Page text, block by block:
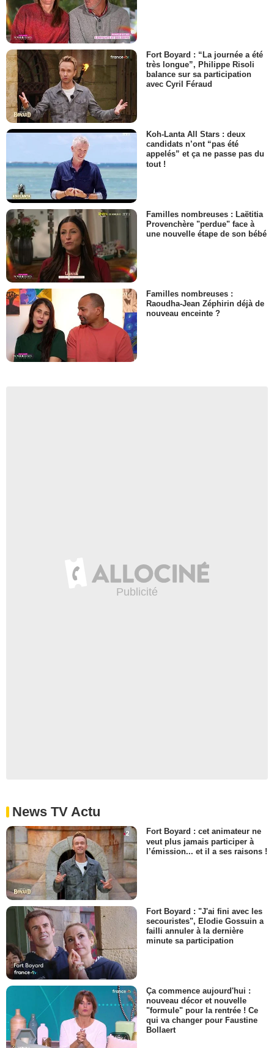
Fort Boyard : “La journée a été
très longue”, Philippe Risoli
balance sur sa participation
avec Cyril Féraud
Koh-Lanta All Stars : deux
candidats n’ont “pas été
appelés” et ça ne passe pas du
tout !
Familles nombreuses : Laëtitia
Provenchère "perdue" face à
une nouvelle étape de son bébé
Familles nombreuses :
Raoudha-Jean Zéphirin déjà de
nouveau enceinte ?
News TV Actu
Fort Boyard : cet animateur ne
veut plus jamais participer à
l’émission... et il a ses raisons !
Fort Boyard : "J'ai fini avec les
secouristes", Elodie Gossuin a
failli annuler à la dernière
minute sa participation
Ça commence aujourd'hui :
nouveau décor et nouvelle
"formule" pour la rentrée ! Ce
qui va changer pour Faustine
Bollaert